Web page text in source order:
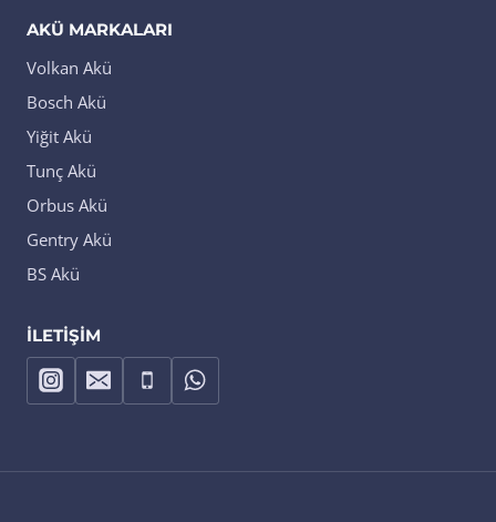
AKÜ MARKALARI
Volkan Akü
Bosch Akü
Yiğit Akü
Tunç Akü
Orbus Akü
Gentry Akü
BS Akü
İLETIŞIM